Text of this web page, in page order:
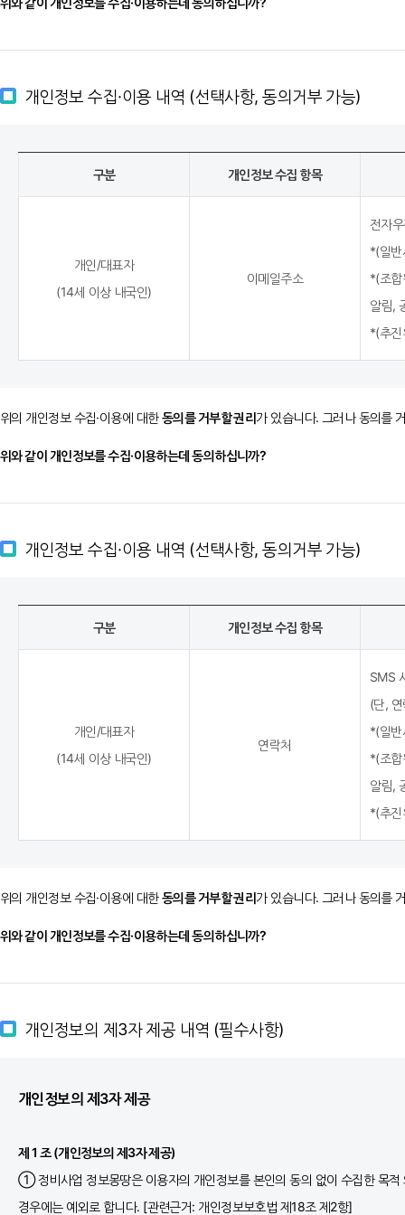
2. 다른 사람의 명의를 사용하여 신청하였을 때
4. 사회의 안녕 질서 또는 미풍양속을 저해할 목적으로 신청하였을 때
5. 기타 서울시가 정한 이용신청 요건이 미비 되었을 때
이용자는 기본정보수정을 통해 언제든지 자신의 정보를 열람하고 수정할
수정하지 아니하여 발생하는 문제의 책임은 이용자에게 있습니다.
① 서울시는 이용자의 이용신청을 수락한 때부터 서비스를 개시합니다. 단,
추진위원회/조합의 사용자인증이 별도로 필요합니다.
③ 서비스의 이용은 연중무휴 1일 24시간을 원칙으로 합니다. 다만, 서울시
② 서울시가 정상적인 서비스 제공의 어려움으로 인하여 일시적으로 서비
기간동안 이용자가 고지내용을 인지하지 못한데 대하여 서울시는 책임을
있습니다. 또한 위 서비스 중지에 의하여 본 서비스에 보관되거나 전송된
경우 및 기타 통신 데이터의 손실이 있을 경우에 대하여도 서울시는 책임을
③ 서울시의 사정으로 서비스를 영구적으로 중단하여야 할 경우 제2항을 준
④ 서울시는 사전 고지 후 서비스를 일시적으로 수정, 변경 및 중단할 수 있
① 서울시는 이용자가 게시하거나 등록하는 서비스 내의 모든 내용물이 다
2. 공공질서 및 미풍양속에 위반되는 내용인 경우
5. 서비스 성격에 부합하지 않는 정보의 경우
② 서울시는 서비스에 게시된 내용을 사전 통지된 지 3일 이후 편집, 이동,
불건전한 내용일 경우 및 해지 이용자가 게시한 게시물은 사전통보 없이 삭제
③ 서울시는 게시된 내용이 일정기간 이상 경과되어, 게시물로써의 효력을
개인정보 수집·이용 내역 (선택사항, 동의거부 가능)
구분 개인정보 수집 항목
개인/대표자
(14세 이상 내국인)
이메일주소
전자
*(일반
*(조합
알림,
*(추진
위의 개인정보 수집·이용에 대한동의를 거부할 권리가 있습니다. 그러나 동의를
위와 같이 개인정보를 수집·이용하는데 동의하십니까?
개인정보 수집·이용 내역 (선택사항, 동의거부 가능)
구분 개인정보 수집 항목
개인/대표자
(14세 이상 내국인)
연락처
SMS
(단,
*(일반
*(조합
알림,
*(추진
위의 개인정보 수집·이용에 대한동의를 거부할 권리가 있습니다. 그러나 동의를
위와 같이 개인정보를 수집·이용하는데 동의하십니까?
개인정보의 제3자 제공 내역 (필수사항)
개인정보의 제3자 제공
제 1 조 (개인정보의 제3자 제공)
① 정비사업 정보몽땅은 이용자의 개인정보를 본인의 동의 없이 수집한 목
경우에는 예외로 합니다. [관련근거: 개인정보보호법 제18조 제2항]